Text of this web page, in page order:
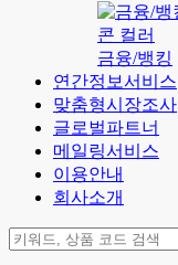
금융/뱅킹
연간정보서비스
맞춤형시장조사
글로벌파트너
메일링서비스
이용안내
회사소개